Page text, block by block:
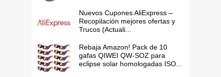
Nuevos Cupones AliExpress –
Recopilación mejores ofertas y
Trucos (Actuali...
Rebaja Amazon! Pack de 10
gafas QIWEI QW-SOZ para
eclipse solar homologadas ISO...